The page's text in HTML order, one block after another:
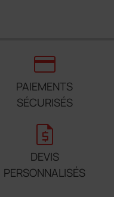
credit_card
PAIEMENTS
SÉCURISÉS
request_quote
DEVIS
PERSONNALISÉS